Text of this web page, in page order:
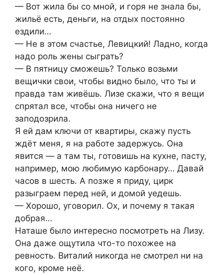
— Вот жила бы со мной, и горя не знала бы,
жильё есть, деньги, на отдых постоянно
ездили…
— Не в этом счастье, Левицкий! Ладно, когда
надо роль жены сыграть?
— В пятницу сможешь? Только возьми
вещички свои, чтобы видно было, что ты и
правда там живёшь. Лизе скажи, что я вещи
спрятал все, чтобы она ничего не
заподозрила.
Я ей дам ключи от квартиры, скажу пусть
ждёт меня, я на работе задержусь. Она
явится — а там ты, готовишь на кухне, пасту,
например, мою любимую карбонару… Давай
часов в шесть. А позже я приду, цирк
разыграем перед ней, и домой уедешь.
— Хорошо, уговорил. Ох, и почему я такая
добрая…
Наташе было интересно посмотреть на Лизу.
Она даже ощутила что-то похожее на
ревность. Виталий никогда не смотрел ни на
кого, кроме неё.